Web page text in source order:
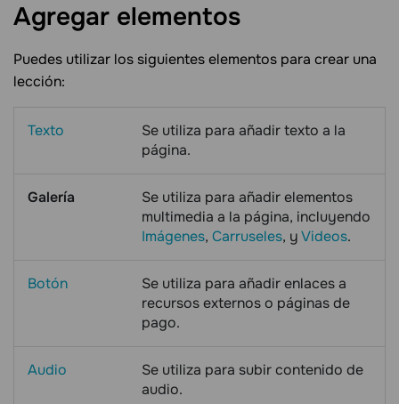
Agregar elementos
Puedes utilizar los siguientes elementos para crear una
lección:
Texto
Se utiliza para añadir texto a la
página.
Galería
Se utiliza para añadir elementos
multimedia a la página, incluyendo
Imágenes, Carruseles, yVideos.
Botón
Se utiliza para añadir enlaces a
recursos externos o páginas de
pago.
Audio
Se utiliza para subir contenido de
audio.